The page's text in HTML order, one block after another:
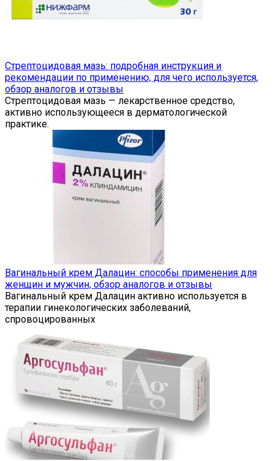
Стрептоцидовая мазь: подробная инструкция и
рекомендации по применению, для чего используется,
обзор аналогов и отзывы
Стрептоцидовая мазь — лекарственное средство,
активно использующееся в дерматологической
практике.
Вагинальный крем Далацин: способы применения для
женщин и мужчин, обзор аналогов и отзывы
Вагинальный крем Далацин активно используется в
терапии гинекологических заболеваний,
спровоцированных